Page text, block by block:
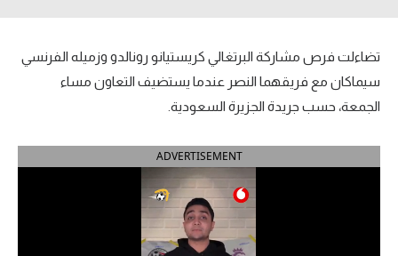
الدوري الإنجليزي الممتاز
الدوري الإسباني
تضاءلت فرص مشاركة البرتغالي كريستيانو رونالدو وزميله الفرنسي
سيماكان مع فريقهما النصر عندما يستضيف التعاون مساء
الجمعة، حسب جريدة الجزيرة السعودية.
ADVERTISEMENT